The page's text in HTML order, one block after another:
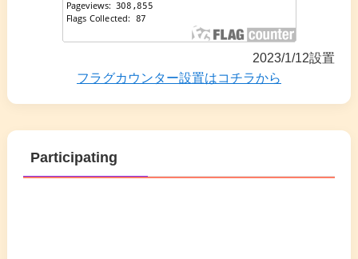
2023/1/12設置
フラグカウンター設置はコチラから
Participating